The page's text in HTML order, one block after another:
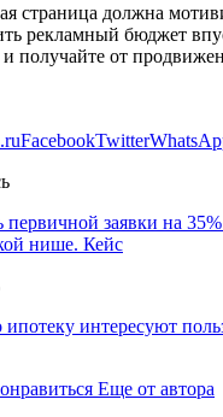
страница должна
рекламный бюджет
получайте от
FacebookTwitter
первичной заявки на
нише. Кейс
интересуют
Еще от автора